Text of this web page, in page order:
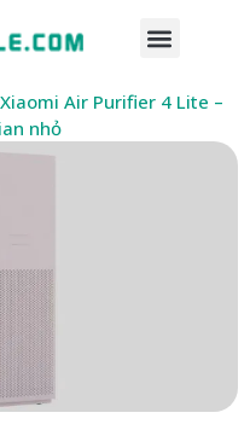
Air Purifier 4 Lite –
nhỏ